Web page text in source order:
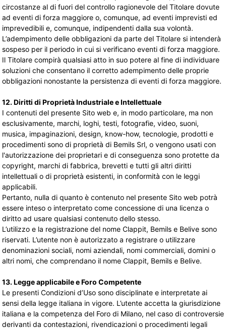
circostanze al di fuori del controllo ragionevole del Titolare dovute
ad eventi di forza maggiore o, comunque, ad eventi imprevisti ed
imprevedibili e, comunque, indipendenti dalla sua volontà.
L’adempimento delle obbligazioni da parte del Titolare si intenderà
sospeso per il periodo in cui si verificano eventi di forza maggiore.
Il Titolare compirà qualsiasi atto in suo potere al fine di individuare
soluzioni che consentano il corretto adempimento delle proprie
obbligazioni nonostante la persistenza di eventi di forza maggiore.
12. Diritti di Proprietà Industriale e Intellettuale
I contenuti del presente Sito web e, in modo particolare, ma non
esclusivamente, marchi, loghi, testi, fotografie, video, suoni,
musica, impaginazioni, design, know-how, tecnologie, prodotti e
procedimenti sono di proprietà di Bemils Srl, o vengono usati con
l'autorizzazione dei proprietari e di conseguenza sono protette da
copyright, marchi di fabbrica, brevetti e tutti gli altri diritti
intellettuali o di proprietà esistenti, in conformità con le leggi
applicabili.
Pertanto, nulla di quanto è contenuto nel presente Sito web potrà
essere inteso o interpretato come concessione di una licenza o
diritto ad usare qualsiasi contenuto dello stesso.
L’utilizzo e la registrazione del nome Clappit, Bemils e Belive sono
riservati. L’utente non è autorizzato a registrare o utilizzare
denominazioni sociali, nomi aziendali, nomi commerciali, domini o
altri nomi, che comprendano il nome Clappit, Bemils e Belive.
13. Legge applicabile e Foro Competente
Le presenti Condizioni d’Uso sono disciplinate e interpretate ai
sensi della legge italiana in vigore. L’utente accetta la giurisdizione
italiana e la competenza del Foro di Milano, nel caso di controversie
derivanti da contestazioni, rivendicazioni o procedimenti legali